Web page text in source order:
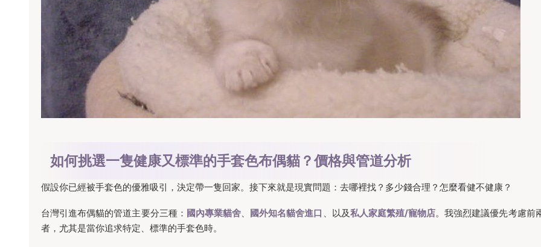
如何挑選一隻健康又標準的手套色布偶貓？價格與管道分析
假設你已經被手套色的優雅吸引，決定帶一隻回家。接下來就是現實問題：去哪裡找？多少錢合理？怎麼看健不健康？
台灣引進布偶貓的管道主要分三種： 國內專業貓舍 國外知名貓舍進口 、以及私人家庭繁殖/寵物店。我強烈建議優先考慮前
者，尤其是當你追求特定、標準的手套色時。